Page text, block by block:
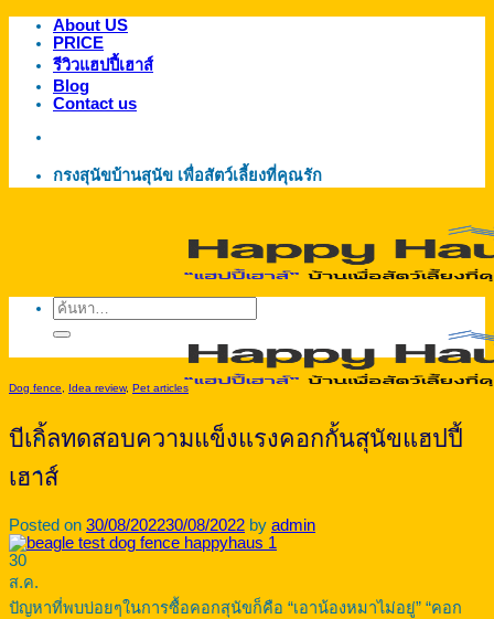
ข้าม
เนื้อหา
About US
PRICE
รีวิวแฮปปี้เฮาส์
Blog
Contact us
กรงสุนัขบ้านสุนัข เพื่อสัตว์เลี้ยงที่คุณรัก
ค้นหา:
Dog fence, Idea review, Pet articles
บีเกิ้ลทดสอบความแข็งแรงคอกกั้นสุนัขแฮปปี้
เฮาส์
Posted on 30/08/202230/08/2022 by admin
30
ส.ค.
ปัญหาที่พบบ่อยๆในการซื้อคอกสุนัขก็คือ “เอาน้องหมาไม่อยู่” “คอก